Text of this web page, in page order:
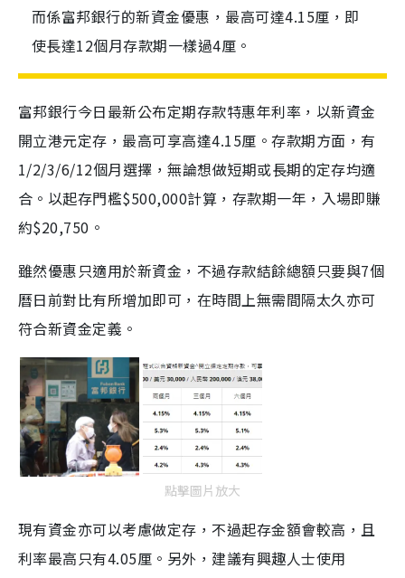
而係富邦銀行的新資金優惠，最高可達4.15厘，即
使長達12個月存款期一樣過4厘。
富邦銀行今日最新公布定期存款特惠年利率，以新資金
開立港元定存，最高可享高達4.15厘。存款期方面，有
1/2/3/6/12個月選擇，無論想做短期或長期的定存均適
合。以起存門檻$500,000計算，存款期一年，入場即賺
約$20,750。
雖然優惠只適用於新資金，不過存款結餘總額只要與7個
曆日前對比有所增加即可，在時間上無需間隔太久亦可
符合新資金定義。
點擊圖片放大
現有資金亦可以考慮做定存，不過起存金額會較高，且
利率最高只有4.05厘。另外，建議有興趣人士使用